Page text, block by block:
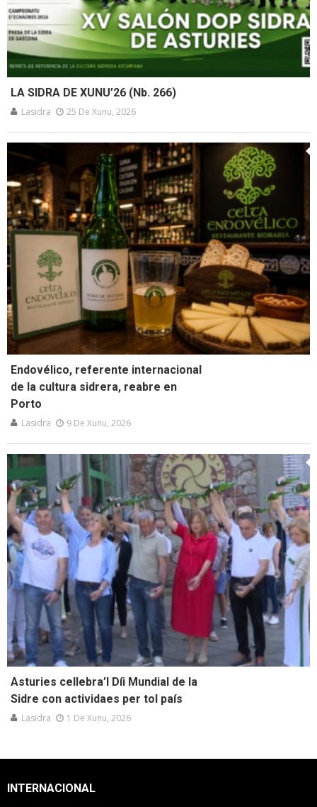
LA SIDRA DE XUNU’26 (Nb. 266)
Lasidra 25 De Xunu, 2026
Endovélico, referente internacional
de la cultura sidrera, reabre en
Porto
Lasidra 9 De Xunu, 2026
Asturies cellebra’l Díi Mundial de la
Sidre con actividaes per tol país
Lasidra 1 De Xunu, 2026
INTERNACIONAL